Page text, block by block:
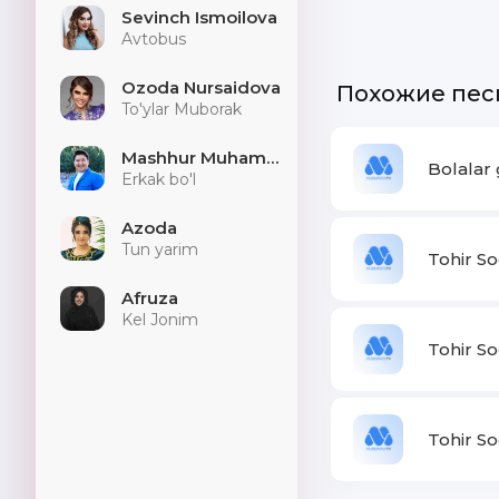
Sevinch Ismoilova
Avtobus
Ozoda Nursaidova
To'ylar Muborak
Mashhur Muhammad
Erkak bo'l
Azoda
Tun yarim
Afruza
Kel Jonim
Похожие
Bolalar
Tohir
Tohir
Tohir